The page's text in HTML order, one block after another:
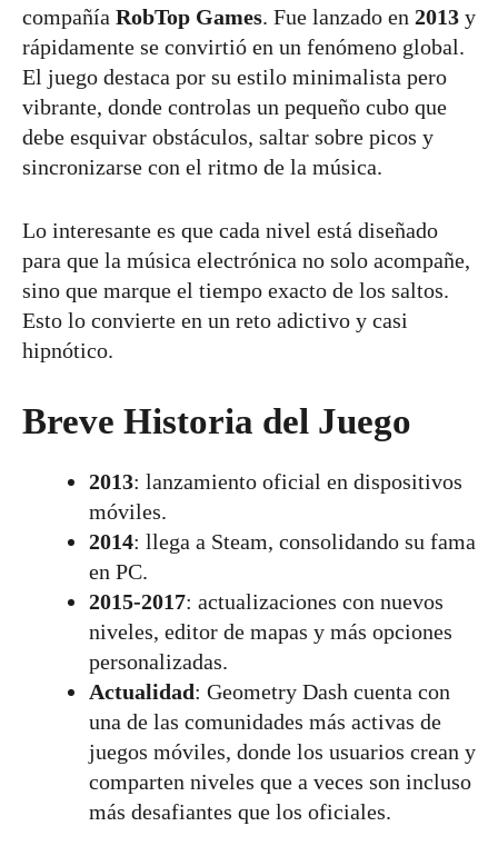
compañía RobTop Games. Fue lanzado en 2013 y
rápidamente se convirtió en un fenómeno global.
El juego destaca por su estilo minimalista pero
vibrante, donde controlas un pequeño cubo que
debe esquivar obstáculos, saltar sobre picos y
sincronizarse con el ritmo de la música.
Lo interesante es que cada nivel está diseñado
para que la música electrónica no solo acompañe,
sino que marque el tiempo exacto de los saltos.
Esto lo convierte en un reto adictivo y casi
hipnótico.
Breve Historia del Juego
2013: lanzamiento oficial en dispositivos
móviles.
2014: llega a Steam, consolidando su fama
en PC.
2015-2017: actualizaciones con nuevos
niveles, editor de mapas y más opciones
personalizadas.
Actualidad: Geometry Dash cuenta con
una de las comunidades más activas de
juegos móviles, donde los usuarios crean y
comparten niveles que a veces son incluso
más desafiantes que los oficiales.